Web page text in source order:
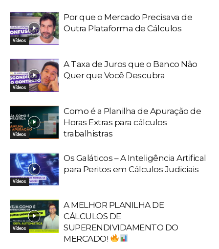
Vídeos
Por que o Mercado Precisava de
Outra Plataforma de Cálculos
Vídeos
A Taxa de Juros que o Banco Não
Quer que Você Descubra
Vídeos
Como é a Planilha de Apuração de
Horas Extras para cálculos
trabalhistras
Vídeos
Os Galáticos – A Inteligência Artifical
para Peritos em Cálculos Judiciais
Vídeos
A MELHOR PLANILHA DE
CÁLCULOS DE
SUPERENDIVIDAMENTO DO
MERCADO!